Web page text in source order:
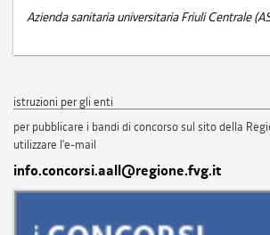
Azienda sanitaria universitaria Friuli Centrale
istruzioni per gli enti
per pubblicare i bandi di concorso sul sito della
utilizzare l'e-mail
info.concorsi.aall@regione.fvg.it